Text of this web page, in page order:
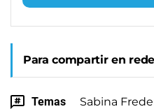
Para compartir en
Temas Sabina